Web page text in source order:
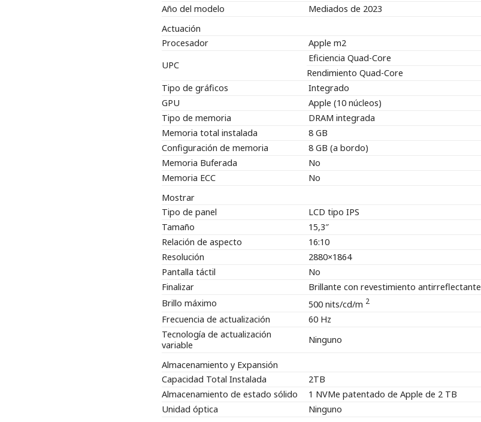
Año del modelo
Mediados de 2023
Actuación
Procesador
Apple m2
UPC
Eficiencia Quad-Core
Rendimiento Quad-Core
Tipo de gráficos
Integrado
GPU
Apple (10 núcleos)
Tipo de memoria
DRAM integrada
Memoria total instalada
8 GB
Configuración de memoria
8 GB (a bordo)
Memoria Buferada
No
Memoria ECC
No
Mostrar
Tipo de panel
LCD tipo IPS
Tamaño
15,3″
Relación de aspecto
16:10
Resolución
2880×1864
Pantalla táctil
No
Finalizar
Brillante con revestimiento antirreflectante
Brillo máximo
500 nits/cd/m 2
Frecuencia de actualización
60 Hz
Tecnología de actualización
variable
Ninguno
Almacenamiento y Expansión
Capacidad Total Instalada
2TB
Almacenamiento de estado sólido
1 NVMe patentado de Apple de 2 TB
Unidad óptica
Ninguno